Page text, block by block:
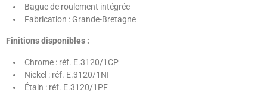
Bague de roulement intégrée
Fabrication : Grande-Bretagne
Finitions disponibles :
Chrome : réf. E.3120/1CP
Nickel : réf. E.3120/1NI
Étain : réf. E.3120/1PF